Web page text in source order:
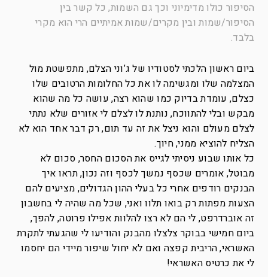
הסיפור כולו מדימיוני וכך גם השמות, כל קשר בין
הסיפור/שמות ובין מקרים/שמות אמיתיים הרי הוא מקרי
בלבד.
ביום ראשון הלכתי לסטודיו של ג’וני הצלם, מתפשטת מול
המצלמה שלו ומגשימה לו את כל החלומות הרטובים שלו
כצלם, עומדת בדיוק כמו שהוא רצה, עושה כל מה שהוא
מבקש ובלי להתווכח, נותנת לו לצלם לי אזורים שלא נתתי
לצלם מעולם והוא ניצל את זה עד תום, רק דבר אחד הוא לא
הצליח להוציא ממני, חיוך.
כל אותו שבוע ניסיתי לגייס את הסכום החסר, סכום לא
מבוטל, אומרים שכסף נמשך לכסף וזה נכון, תראו איך
הבנקים רודפים אחרי כל בעלי ההון הגדולים, מציעים להם
הצעות מפתות רק בואו תלוו ואני, שכל מה שהיה לי בחשבון
זה אוברדרפט, לי הם לא רצו להלוות אפילו פרוטה, להפך,
ביום חמישי בבוקר צלצלו מהבנק והודיעו לי שהגעתי לתקרת
האשראי, הריבית קפצה ואם לא יחול שיפור מיידי הם יחסמו
לי את כרטיס האשראי!